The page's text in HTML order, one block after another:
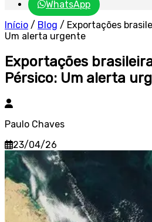
WhatsApp
Início / Blog / Exportações
Um alerta urgente
Exportações
Pérsico: Um alerta
Paulo Chaves
23/04/26